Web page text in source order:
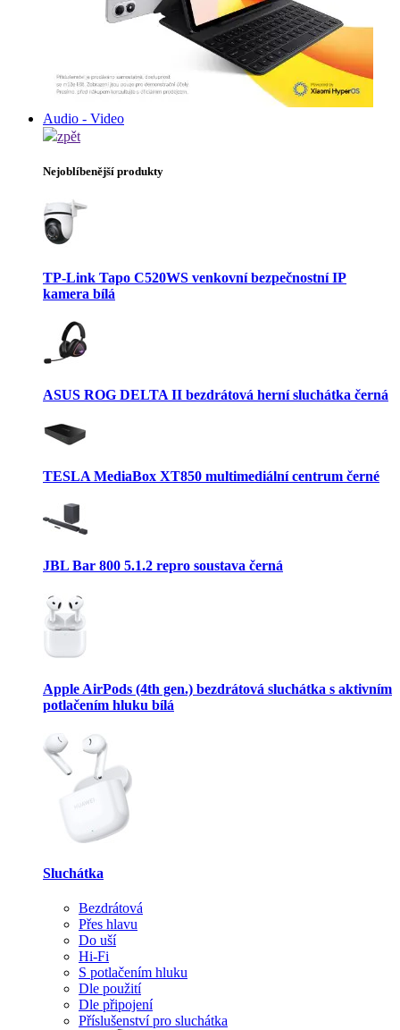
Audio - Video
zpět
Nejoblíbenější produkty
TP-Link Tapo C520WS venkovní bezpečnostní IP
kamera bílá
ASUS ROG DELTA II bezdrátová herní sluchátka černá
TESLA MediaBox XT850 multimediální centrum černé
JBL Bar 800 5.1.2 repro soustava černá
Apple AirPods (4th gen.) bezdrátová sluchátka s aktivním
potlačením hluku bílá
Sluchátka
Bezdrátová
Přes hlavu
Do uší
Hi-Fi
S potlačením hluku
Dle použití
Dle připojení
Příslušenství pro sluchátka